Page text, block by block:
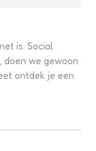
is. Social
doen we gewoon
ontdek je een